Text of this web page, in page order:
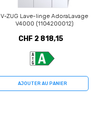
V-ZUG Lave-linge AdoraLavage
V4000 (1104200012)
CHF 2 818,15
AJOUTER AU PANIER